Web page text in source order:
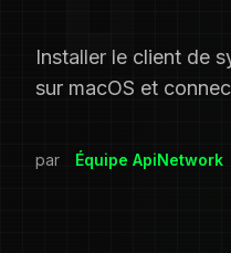
Installer le client de
sur macOS et
par Équipe ApiNetwork